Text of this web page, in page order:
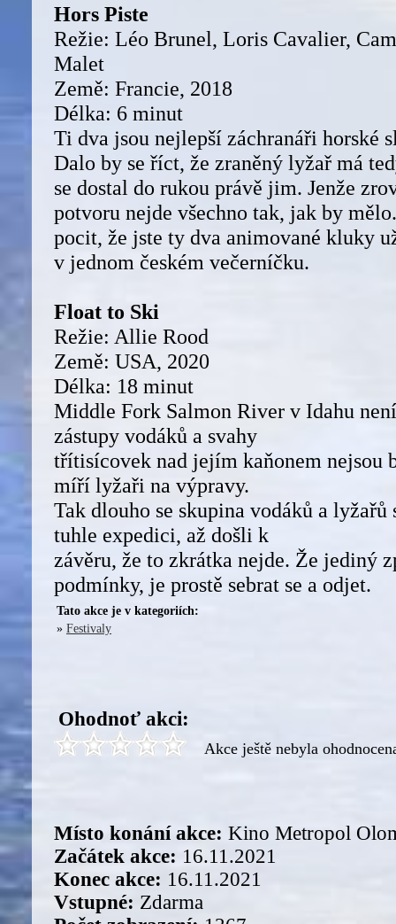
Hors Piste
Režie: Léo Brunel, Loris Cavalier,
Malet
Země: Francie, 2018
Délka: 6 minut
Ti dva jsou nejlepší záchranáři horské
Dalo by se říct, že zraněný lyžař má
se dostal do rukou právě jim. Jenže
potvoru nejde všechno tak, jak by
pocit, že jste ty dva animované kluky
v jednom českém večerníčku.
Float to Ski
Režie: Allie Rood
Země: USA, 2020
Délka: 18 minut
Middle Fork Salmon River v Idahu
zástupy vodáků a svahy
třítisícovek nad jejím kaňonem nejsou
míří lyžaři na výpravy.
Tak dlouho se skupina vodáků a lyžařů
tuhle expedici, až došli k
závěru, že to zkrátka nejde. Že jediný
podmínky, je prostě sebrat se a odjet.
Tato akce je v kategoriích:
» Festivaly
Ohodnoť akci:
Akce ještě nebyla
Místo konání akce: Kino Metropol
Začátek akce: 16.11.2021
Konec akce: 16.11.2021
Vstupné: Zdarma